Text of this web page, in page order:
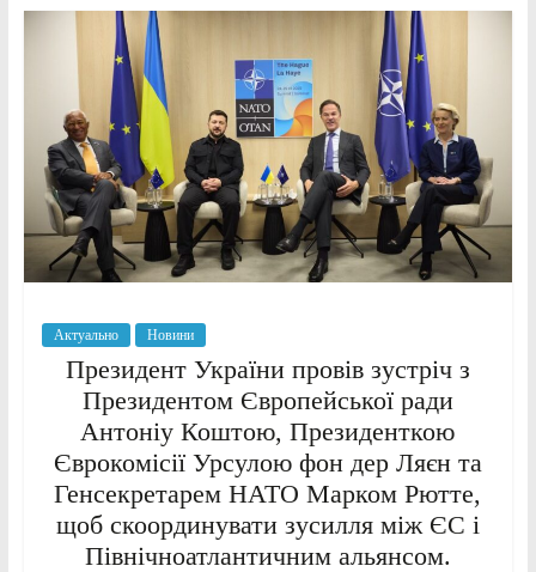
Актуально Новини
Президент України провів зустріч з
Президентом Європейської ради
Антоніу Коштою, Президенткою
Єврокомісії Урсулою фон дер Ляєн та
Генсекретарем НАТО Марком Рютте,
щоб скоординувати зусилля між ЄС і
Північноатлантичним альянсом.